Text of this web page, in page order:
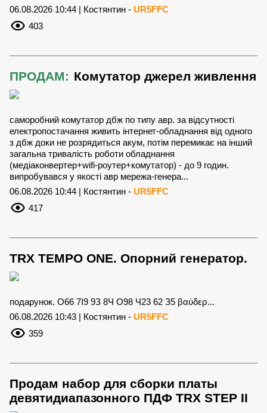
06.08.2026 10:44 | Костянтин - UR5FFC
403
ПРОДАМ: Комутатор джерел живлення
саморобний комутатор дбж по типу авр. за відсутності
електропостачання живить інтернет-обладнання від одного
з дбж доки не розрядиться акум, потім перемикає на інший
загальна тривалість роботи обладнання
(медіаконвертер+wifi-роутер+комутатор) - до 9 годин.
випробувався у якості авр мережа-генера...
06.08.2026 10:44 | Костянтин - UR5FFC
417
TRX TEMPO ONE. Опорний генератор.
подарунок. О66 7І9 9З 8Ч О98 Ч23 62 З5 βαύδερ...
06.08.2026 10:43 | Костянтин - UR5FFC
359
Продам набор для сборки платы
девятидиапазонного ПДФ TRX STEP II